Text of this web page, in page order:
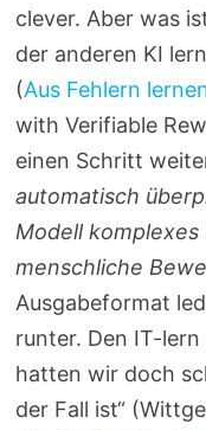
clever. Aber was
der anderen KI
(Aus Fehlern
with Verifiable
einen Schritt
automatisch
Modell
menschliche
Ausgabeformat
runter. Den IT-
hatten wir doch
der Fall ist“